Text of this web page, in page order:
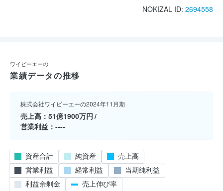
NOKIZAL ID: 2694558
ワイビーエーの
業績データの推移
株式会社ワイビーエーの2024年11月期
売上高
51億1900万円
営業利益
----
資産合計 純資産
売上高
営業利益
経常利益
当期純利益
利益余剰金
売上伸び率